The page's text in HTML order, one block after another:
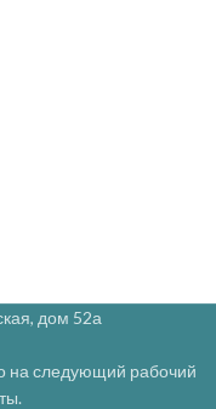
дом 52а
на следующий рабочий